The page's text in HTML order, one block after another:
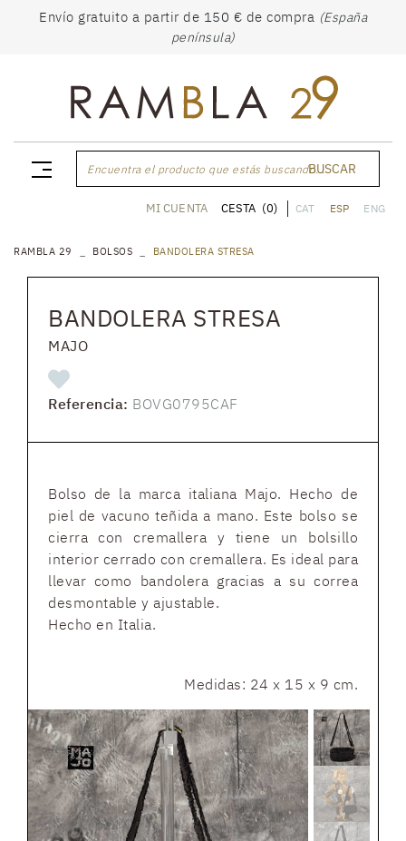
Envío gratuito a partir de 150 € de compra (España
península)
Encuentra el producto que estás buscando...BUSCAR
CAT ESP ENG
MI CUENTA CESTA (0)
RAMBLA 29 BOLSOS BANDOLERA STRESA
BANDOLERA STRESA
MAJO
Referencia: BOVG0795CAF
Bolso de la marca italiana Majo. Hecho de
piel de vacuno teñida a mano. Este bolso se
cierra con cremallera y tiene un bolsillo
interior cerrado con cremallera. Es ideal para
llevar como bandolera gracias a su correa
desmontable y ajustable.
Hecho en Italia.
Medidas: 24 x 15 x 9 cm.